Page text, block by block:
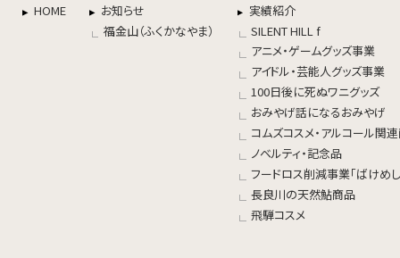
HOME
お知らせ
福金山（ふくかなやま）
実績紹介
SILENT HILL f
アニメ・ゲームグッズ事業
アイドル・芸能人グッズ事業
100日後に死ぬワニグッズ
おみやげ話になるおみやげ
コムズコスメ・アルコール関
ノベルティ・記念品
フードロス削減事業「ばけめし
長良川の天然鮎商品
飛騨コスメ